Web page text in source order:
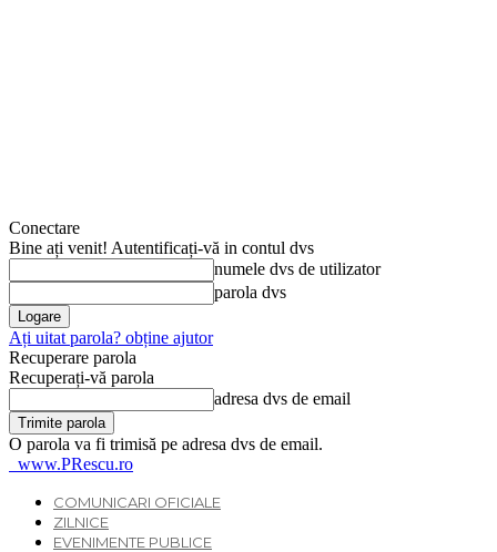
Conectare
Bine ați venit! Autentificați-vă in contul dvs
numele dvs de utilizator
parola dvs
Ați uitat parola? obține ajutor
Recuperare parola
Recuperați-vă parola
adresa dvs de email
O parola va fi trimisă pe adresa dvs de email.
www.PRescu.ro
COMUNICARI OFICIALE
ZILNICE
EVENIMENTE PUBLICE